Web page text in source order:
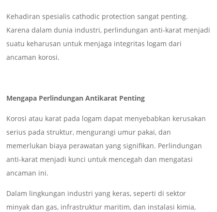
Kehadiran spesialis cathodic protection sangat penting.
Karena dalam dunia industri, perlindungan anti-karat menjadi
suatu keharusan untuk menjaga integritas logam dari
ancaman korosi.
Mengapa Perlindungan Antikarat Penting
Korosi atau karat pada logam dapat menyebabkan kerusakan
serius pada struktur, mengurangi umur pakai, dan
memerlukan biaya perawatan yang signifikan. Perlindungan
anti-karat menjadi kunci untuk mencegah dan mengatasi
ancaman ini.
Dalam lingkungan industri yang keras, seperti di sektor
minyak dan gas, infrastruktur maritim, dan instalasi kimia,